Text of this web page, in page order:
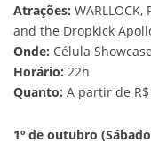
Atrações:
and the Dropkick
Onde: Célula Showcase
Horário: 22h
Quanto: A partir de
1º de outubro